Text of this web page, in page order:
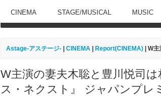
CINEMA STAGE/MUSICAL MUSIC
Astage-アステージ- CINEMA Report(CINEMA) | W
W主演の妻夫木聡と豊川悦司
ス・ネクスト』 ジャパンプレ